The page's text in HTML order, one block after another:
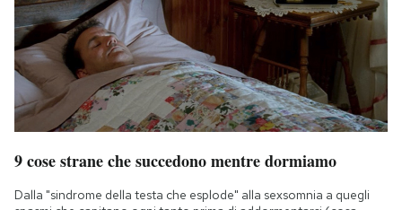
9 cose strane che succedono mentre dormiamo
Dalla "sindrome della testa che esplode" alla sexsomnia a quegli